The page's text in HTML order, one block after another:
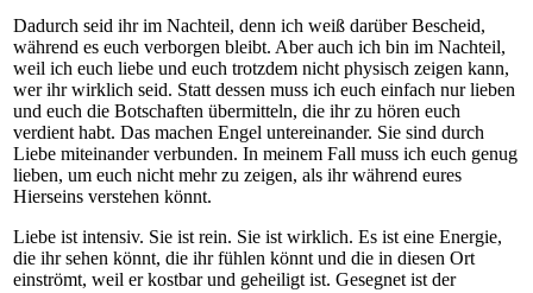
Dadurch seid ihr im Nachteil, denn ich weiß darüber Bescheid,
während es euch verborgen bleibt. Aber auch ich bin im Nachteil,
weil ich euch liebe und euch trotzdem nicht physisch zeigen kann,
wer ihr wirklich seid. Statt dessen muss ich euch einfach nur lieben
und euch die Botschaften übermitteln, die ihr zu hören euch
verdient habt. Das machen Engel untereinander. Sie sind durch
Liebe miteinander verbunden. In meinem Fall muss ich euch genug
lieben, um euch nicht mehr zu zeigen, als ihr während eures
Hierseins verstehen könnt.
Liebe ist intensiv. Sie ist rein. Sie ist wirklich. Es ist eine Energie,
die ihr sehen könnt, die ihr fühlen könnt und die in diesen Ort
einströmt, weil er kostbar und geheiligt ist. Gesegnet ist der